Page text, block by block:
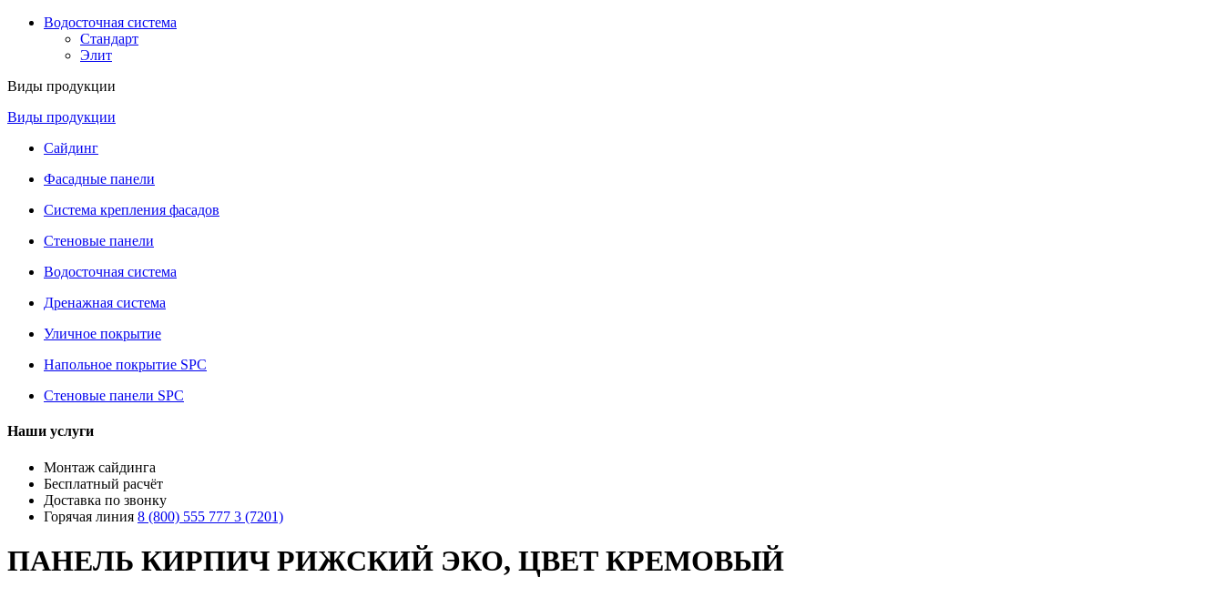
Водосточная система
Стандарт
Элит
Виды продукции
Виды продукции
Сайдинг
Фасадные панели
Система крепления фасадов
Стеновые панели
Водосточная система
Дренажная система
Уличное покрытие
Напольное покрытие SPC
Стеновые панели SPC
Наши услуги
Монтаж сайдинга
Бесплатный расчёт
Доставка по звонку
Горячая линия 8 (800) 555 777 3 (7201)
ПАНЕЛЬ КИРПИЧ РИЖСКИЙ ЭКО, ЦВЕТ КРЕМОВЫЙ